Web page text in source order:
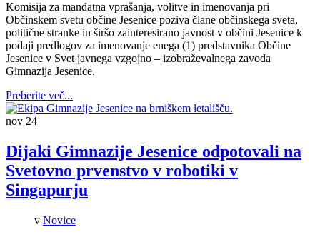
Komisija za mandatna vprašanja, volitve in imenovanja pri
Občinskem svetu občine Jesenice poziva člane občinskega sveta,
politične stranke in širšo zainteresirano javnost v občini Jesenice k
podaji predlogov za imenovanje enega (1) predstavnika Občine
Jesenice v Svet javnega vzgojno – izobraževalnega zavoda
Gimnazija Jesenice.
Preberite več...
nov 24
Dijaki Gimnazije Jesenice odpotovali na
Svetovno prvenstvo v robotiki v
Singapurju
v Novice